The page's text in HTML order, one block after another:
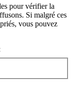
pour vérifier la
Si malgré ces
vous pouvez